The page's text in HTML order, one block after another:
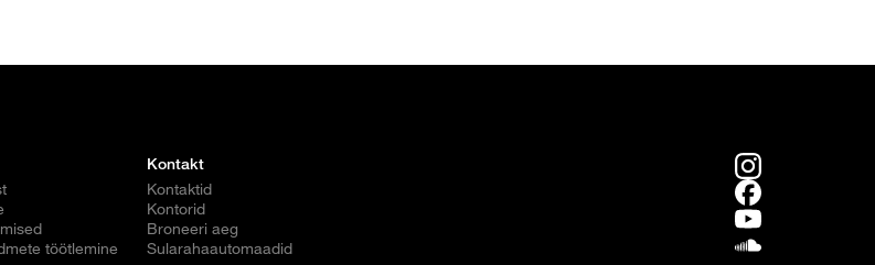
töötlemine
Kontakt
Kontaktid
Kontorid
Broneeri aeg
Sularahaautomaadid